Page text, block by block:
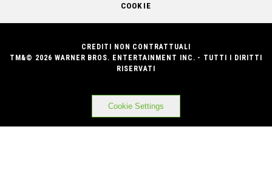
COOKIE
CREDITI NON CONTRATTUALI
TM&© 2026 WARNER BROS. ENTERTAINMENT INC. - TUTTI I DIRITTI
RISERVATI
Cookie Settings